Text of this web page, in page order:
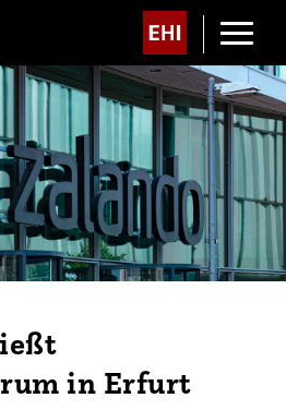
in Erfurt